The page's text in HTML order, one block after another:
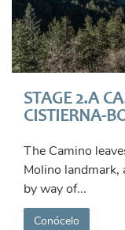
STAGE 2.A
CISTIERNA-
The Camino
Molino landmark,
by way of...
Conócelo